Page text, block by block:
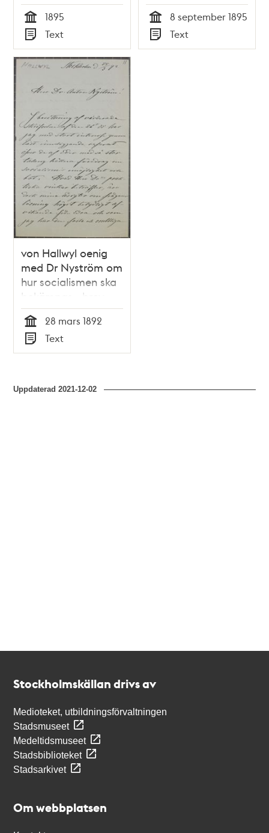
Tid
1895
Typ
Text Tid
8 september 1895
Typ
Text
von Hallwyl oenig
med Dr Nyström om
hur socialismen ska
bekämpas - brev
1892
Tid
28 mars 1892
Typ
Text
Uppdaterad2021-12-02
Stockholmskällan drivs av
Medioteket, utbildningsförvaltningen
Stadsmuseet
Medeltidsmuseet
Stadsbiblioteket
Stadsarkivet
Om webbplatsen